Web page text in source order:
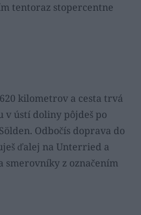
tentoraz stopercentne
kilometrov a cesta trvá
v ústí doliny pôjdeš po
Odbočís doprava do
ďalej na Unterried a
smerovníky z označením